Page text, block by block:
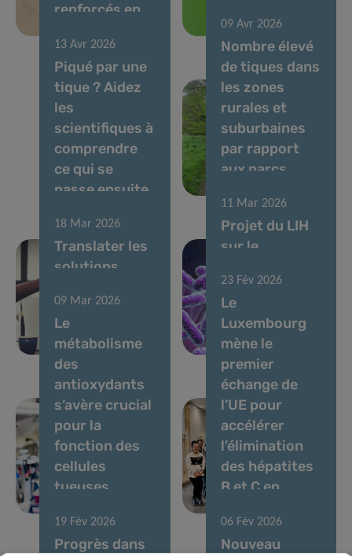
renforcés en
Luxembourg
13 Avr 2026
Piqué par une
tique ? Aidez
les
scientifiques à
comprendre
ce qui se
passe ensuite
09 Avr 2026
Nombre élevé
de tiques dans
les zones
rurales et
suburbaines
par rapport
aux parcs
18 Mar 2026
Translater les
solutions
microbiome
pour la santé
intestinale
11 Mar 2026
Projet du LIH
sur le
soutenu par
une bourse
postdoctorale
MSCA
09 Mar 2026
Le
métabolisme
des
antioxydants
s’avère crucial
pour la
fonction des
cellules
tueuses
23 Fév 2026
Le
Luxembourg
mène le
premier
échange de
l’UE pour
accélérer
l’élimination
des hépatites
B et C en
19 Fév 2026
Progrès dans
06 Fév 2026
Nouveau